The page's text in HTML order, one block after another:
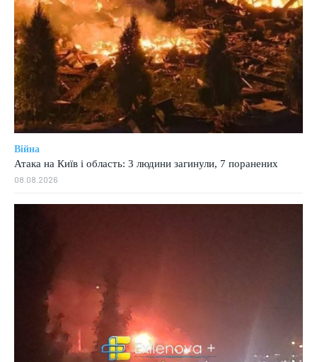
Війна
Атака на Київ і область: 3 людини загинули, 7 поранених
08.08.2026